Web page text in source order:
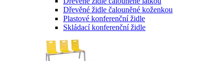
Dřevěné židle čalouněné koženkou
Plastové konferenční židle
Skládací konferenční židle